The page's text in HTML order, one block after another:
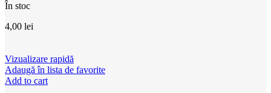
În stoc
4,00 lei
Vizualizare rapidă
Adaugă în lista de favorite
Add to cart